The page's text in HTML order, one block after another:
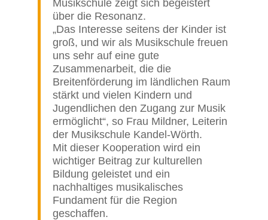
Musikschule zeigt sich begeistert
über die Resonanz.
„Das Interesse seitens der Kinder ist
groß, und wir als Musikschule freuen
uns sehr auf eine gute
Zusammenarbeit, die die
Breitenförderung im ländlichen Raum
stärkt und vielen Kindern und
Jugendlichen den Zugang zur Musik
ermöglicht“, so Frau Mildner, Leiterin
der Musikschule Kandel-Wörth.
Mit dieser Kooperation wird ein
wichtiger Beitrag zur kulturellen
Bildung geleistet und ein
nachhaltiges musikalisches
Fundament für die Region
geschaffen.